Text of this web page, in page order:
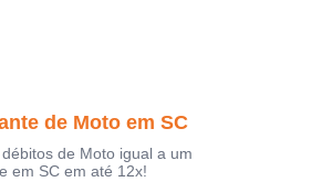
de Moto em SC
de Moto igual a um
em SC em até 12x!